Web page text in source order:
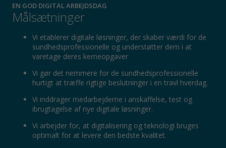
EN GOD DIGITAL ARBEJDSDAG
Målsætninger
Vi etablerer digitale løsninger, der skaber værdi for de
sundhedsprofessionelle og understøtter dem i at
varetage deres kerneopgaver
Vi gør det nemmere for de sundhedsprofessionelle
hurtigt at træffe rigtige beslutninger i en travl hverdag.
Vi inddrager medarbejderne i anskaffelse, test og
ibrugtagelse af nye digitale løsninger.
Vi arbejder for, at digitalisering og teknologi bruges
optimalt for at levere den bedste kvalitet.